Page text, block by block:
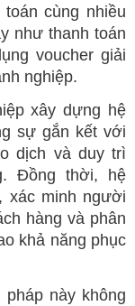
cùng nhiều
như thanh toán
voucher giải
nghiệp.
xây dựng hệ
sự gắn kết với
dịch và duy trì
Đồng thời, hệ
xác minh người
hàng và phân
khả năng phục
này không